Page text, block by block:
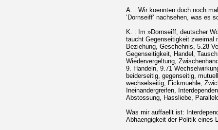
A. : Wir koennten doch noch
‘Dornseiff‘ nachsehen, was es
K. : Im »Dornseiff, deutscher
taucht Gegenseitigkeit zweimal
Beziehung, Geschehnis, 5.28
Gegenseitigkeit, Handel,
Wiedervergeltung,
9. Handeln, 9.71
beiderseitig, gegenseitig,
wechselseitig, Fickmuehle,
Ineinandergreifen,
Abstossung, Hassliebe,
Was mir auffaellt ist:
Abhaengigkeit der Politik eines